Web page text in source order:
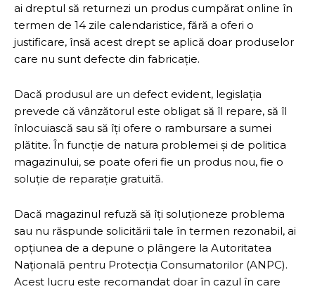
ai dreptul să returnezi un produs cumpărat online în
termen de 14 zile calendaristice, fără a oferi o
justificare, însă acest drept se aplică doar produselor
care nu sunt defecte din fabricație.
Dacă produsul are un defect evident, legislația
prevede că vânzătorul este obligat să îl repare, să îl
înlocuiască sau să îți ofere o rambursare a sumei
plătite. În funcție de natura problemei și de politica
magazinului, se poate oferi fie un produs nou, fie o
soluție de reparație gratuită.
Dacă magazinul refuză să îți soluționeze problema
sau nu răspunde solicitării tale în termen rezonabil, ai
opțiunea de a depune o plângere la Autoritatea
Națională pentru Protecția Consumatorilor (ANPC).
Acest lucru este recomandat doar în cazul în care